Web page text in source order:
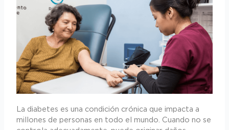
La diabetes es una condición crónica que impacta a
millones de personas en todo el mundo. Cuando no se